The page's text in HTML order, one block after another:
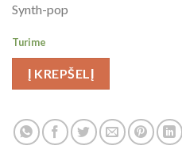
Synth-pop
Turime
Į KREPŠELĮ